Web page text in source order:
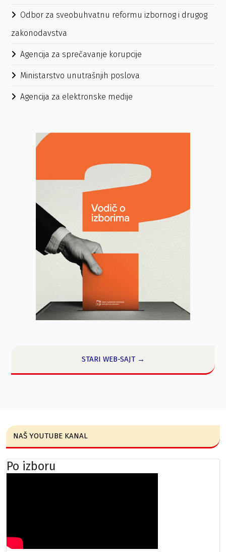
Odbor za sveobuhvatnu reformu izbornog i drugog
zakonodavstva
Agencija za sprečavanje korupcije
Ministarstvo unutrašnjih poslova
Agencija za elektronske medije
STARI WEB-SAJT →
NAŠ YOUTUBE KANAL
Po izboru